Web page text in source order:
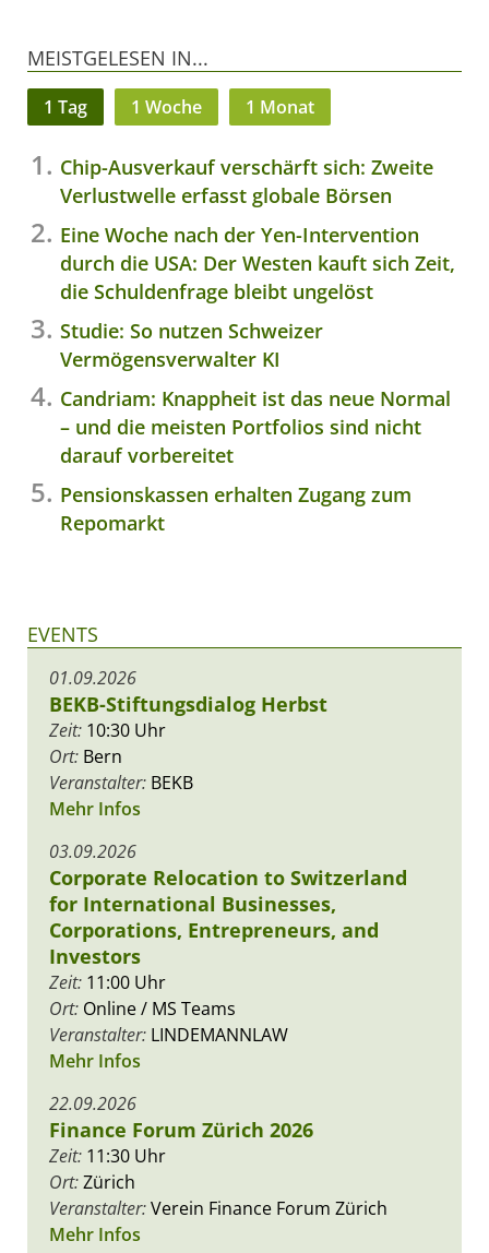
MEISTGELESEN IN...
1 Tag 1 Woche 1 Monat
Chip-Ausverkauf verschärft sich: Zweite
Verlustwelle erfasst globale Börsen
Eine Woche nach der Yen-Intervention
durch die USA: Der Westen kauft sich Zeit,
die Schuldenfrage bleibt ungelöst
Studie: So nutzen Schweizer
Vermögensverwalter KI
Candriam: Knappheit ist das neue Normal
– und die meisten Portfolios sind nicht
darauf vorbereitet
Pensionskassen erhalten Zugang zum
Repomarkt
EVENTS
01.09.2026
BEKB-Stiftungsdialog Herbst
Zeit: 10:30 Uhr
Ort: Bern
Veranstalter: BEKB
Mehr Infos
03.09.2026
Corporate Relocation to Switzerland
for International Businesses,
Corporations, Entrepreneurs, and
Investors
Zeit: 11:00 Uhr
Ort: Online / MS Teams
Veranstalter: LINDEMANNLAW
Mehr Infos
22.09.2026
Finance Forum Zürich 2026
Zeit: 11:30 Uhr
Ort:Zürich
Veranstalter:Verein Finance Forum Zürich
Mehr Infos